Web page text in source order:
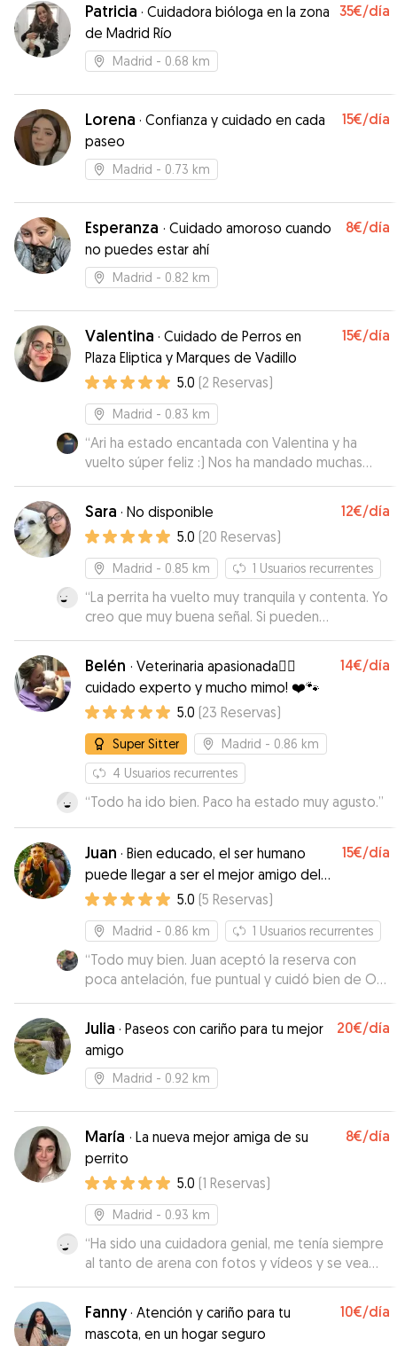
Patricia · Cuidadora bióloga en la zona
de Madrid Río
35€/día
Madrid - 0.68 km
Lorena · Confianza y cuidado en cada
paseo
15€/día
Madrid - 0.73 km
Esperanza · Cuidado amoroso cuando
no puedes estar ahí
8€/día
Madrid - 0.82 km
Valentina · Cuidado de Perros en
Plaza Eliptica y Marques de Vadillo
15€/día
5.0 (2 Reservas)
Madrid - 0.83 km
“Ari ha estado encantada con Valentina y ha
vuelto súper feliz :) Nos ha mandado muchas
fotos y vídeos y la ha cuidado como si de su
perro se tratase
Sara · No disponible 12€/día
5.0 (20 Reservas)
Madrid - 0.85 km 1 Usuarios recurrentes
“La perrita ha vuelto muy tranquila y contenta. Yo
creo que muy buena señal. Si pueden
repetiremos. Gracias!”
Belén · Veterinaria apasionada👩‍⚕️
cuidado experto y mucho mimo! ❤️🐾
14€/día
5.0 (23 Reservas)
Super Sitter Madrid - 0.86 km
4 Usuarios recurrentes
“Todo ha ido bien. Paco ha estado muy agusto.”
Juan · Bien educado, el ser humano
puede llegar a ser el mejor amigo del
perro.
15€/día
5.0 (5 Reservas)
Madrid - 0.86 km 1 Usuarios recurrentes
“Todo muy bien. Juan aceptó la reserva con
poca antelación, fue puntual y cuidó bien de Ori
durante el día”
Julia · Paseos con cariño para tu mejor
amigo
20€/día
Madrid - 0.92 km
María · La nueva mejor amiga de su
perrito
8€/día
5.0 (1 Reservas)
Madrid - 0.93 km
“Ha sido una cuidadora genial, me tenía siempre
al tanto de arena con fotos y vídeos y se vea
que mi perrita estaba contenta.”
Fanny· Atención y cariño para tu
mascota, en un hogar seguro
10€/día